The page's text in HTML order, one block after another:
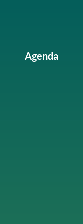
Agenda